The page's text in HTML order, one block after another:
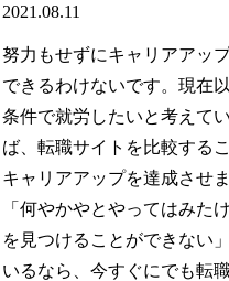
2021.08.11
努力もせずにキャリアアッ
できるわけないです。現在
条件で就労したいと考えて
ば、転職サイトを比較する
キャリアアップを達成させま
「何やかやとやってはみた
を見つけることができない
いるなら、今すぐにでも転